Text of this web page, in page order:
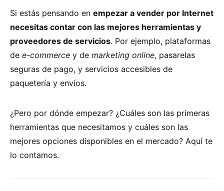
Si estás pensando en empezar a vender por Internet
necesitas contar con las mejores herramientas y
proveedores de servicios. Por ejemplo, plataformas
de e-commerce y de marketing online, pasarelas
seguras de pago, y servicios accesibles de
paquetería y envíos.
¿Pero por dónde empezar? ¿Cuáles son las primeras
herramientas que necesitamos y cuáles son las
mejores opciones disponibles en el mercado? Aquí te
lo contamos.